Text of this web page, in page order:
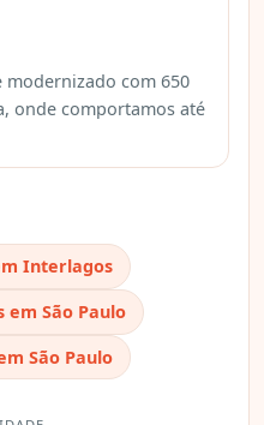
com 650
onde comportamos até
Interlagos
em São Paulo
São Paulo